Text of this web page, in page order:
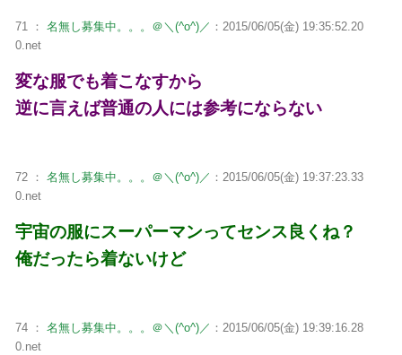
71 ： 名無し募集中。。。＠＼(^o^)／ ：2015/06/05(金) 19:35:52.20
0.net
変な服でも着こなすから
逆に言えば普通の人には参考にならない
72 ： 名無し募集中。。。＠＼(^o^)／ ：2015/06/05(金) 19:37:23.33
0.net
宇宙の服にスーパーマンってセンス良くね？
俺だったら着ないけど
74 ： 名無し募集中。。。＠＼(^o^)／ ：2015/06/05(金) 19:39:16.28
0.net